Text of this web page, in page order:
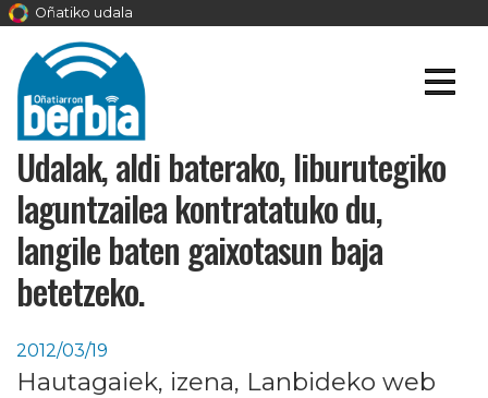
Oñatiko udala
Udalak, aldi baterako, liburutegiko
laguntzailea kontratatuko du,
langile baten gaixotasun baja
betetzeko.
2012/03/19
Hautagaiek, izena, Lanbideko web